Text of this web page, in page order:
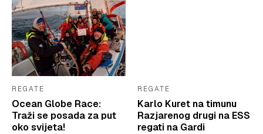
REGATE
Ocean Globe Race:
Traži se posada za put
oko svijeta!
REGATE
Karlo Kuret na timunu
Razjarenog drugi na ESS
regati na Gardi